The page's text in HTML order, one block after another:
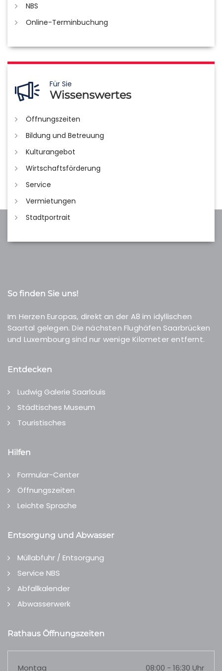
NBS
Online-Terminbuchung
Für Sie
Wissenswertes
Öffnungszeiten
Bildung und Betreuung
Kulturangebot
Wirtschaftsförderung
Service
Vermietungen
Stadtportrait
So finden Sie uns!
Im Herzen Europas, direkt an der A8 im idyllischen
Saartal gelegen. Die nächsten Flughäfen Saarbrücken
und Luxembourg sind nur wenige Kilometer entfernt.
Entdecken
Ludwig Galerie Saarlouis
Städtisches Museum
Touristisches
Hilfen
Formular-Center
Öffnungszeiten
Leichte Sprache
Entsorgung und Abwasser
Müllabfuhr / Entsorgung
Service NBS
Abfallkalender
Abwasserwerk
Rathaus Öffnungszeiten
Montag 08:00 - 16:30 Uhr